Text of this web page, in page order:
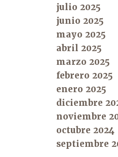
julio 2025
junio 2025
mayo 2025
abril 2025
marzo 2025
febrero 2025
enero 2025
diciembre
noviembre
octubre 2024
septiembre